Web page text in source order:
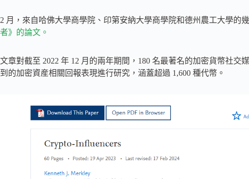
2 月，來自哈佛大學商學院、印第安納大學商學院和德州農工大學的
者》的論文。
文章對截至 2022 年 12 月的兩年期間，180 名最著名的加密貨幣社交
到的加密資産相關回報表現進行研究，涵蓋超過 1,600 種代幣。